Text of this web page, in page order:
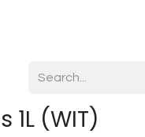
(WIT)